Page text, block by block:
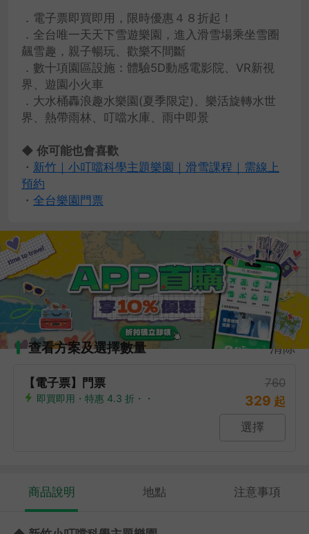
．電子票即買即用，限時優惠４８折起！
．全台唯一天天下雪遊樂園，進入滑雪場乘坐雪圈
飆雪趣，親子暢玩、歡樂不間斷
．數十項園區設施：體驗5D動感電影院、VR新視
界、遊園小火車
．大水桶轟浪趣水樂園(夏季限定)、樂活旋轉水世
界、熱帶雨林、叮噹水庫、雨中即景
◆ 你可能也會喜歡
・ 新竹｜小叮噹科學主題樂園｜滑雪課程｜需線上
預約
・全台樂園門票
查看方案及選擇數量 清除
【電子票】門票
即買即用・特惠 4.3 折・・
760
329 起
選擇
商品說明 地點 注意事項